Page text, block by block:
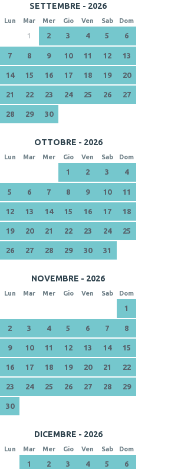
SETTEMBRE - 2026
Lun Mar Mer Gio Ven Sab Dom
1 2 3 4 5 6
7 8 9 10 11 12 13
14 15 16 17 18 19 20
21 22 23 24 25 26 27
28 29 30
OTTOBRE - 2026
Lun Mar Mer Gio Ven Sab Dom
1 2 3 4
5 6 7 8 9 10 11
12 13 14 15 16 17 18
19 20 21 22 23 24 25
26 27 28 29 30 31
NOVEMBRE - 2026
Lun Mar Mer Gio Ven Sab Dom
1
2 3 4 5 6 7 8
9 10 11 12 13 14 15
16 17 18 19 20 21 22
23 24 25 26 27 28 29
30
DICEMBRE - 2026
Lun Mar Mer Gio Ven Sab Dom
1 2 3 4 5 6